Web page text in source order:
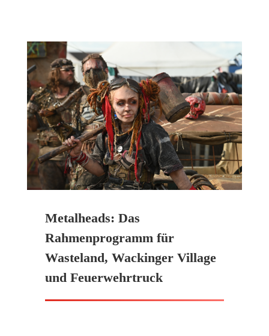
Metalheads: Das
Rahmenprogramm für
Wasteland, Wackinger Village
und Feuerwehrtruck